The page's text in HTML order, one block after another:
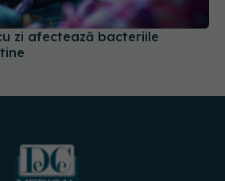
zi afectează bacteriile